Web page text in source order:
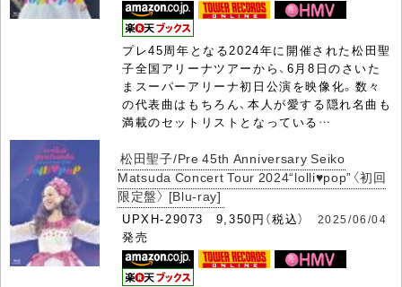
プレ45周年となる2024年に開催された松田聖
子全国アリーナツアーから、6月8日のさいた
まスーパーアリーナ初日公演を映像化。数々
の代表曲はもちろん、本人が愛する隠れ名曲も
満載のセットリストとなっている…
松田聖子/Pre 45th Anniversary Seiko
Matsuda Concert Tour 2024“lolli♥pop”〈初回
限定盤〉 [Blu-ray]
UPXH-29073 9,350円（税込） 2025/06/04
発売